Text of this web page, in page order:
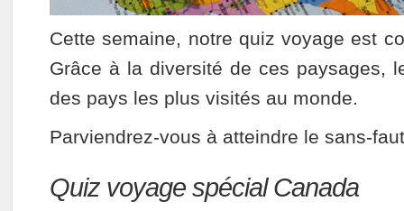
Cette semaine, notre quiz voyage est
Grâce à la diversité de ces paysages,
des pays les plus visités au monde.
Parviendrez-vous à atteindre le sans-
Quiz:
Quiz voyage spécial Canada